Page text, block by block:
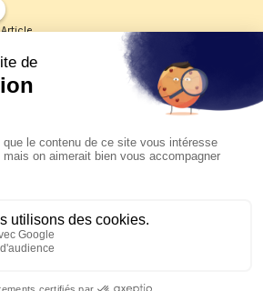
Article
Les reportages d'été 2026 de KTO
La visite pastorale du pape Léon
XIV à Assise à suivre sur KTO le
jeudi 6 août
Le pape en Uruguay, Argentine et
Pérou du 6 au 17 novembre 2026